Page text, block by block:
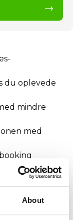
About
du oplevede
mindre
med
Union